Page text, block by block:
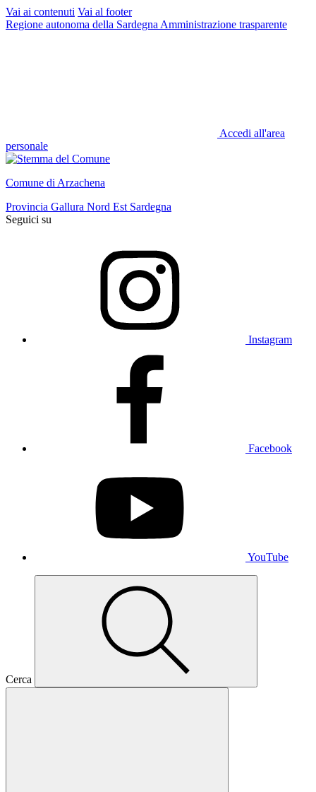
Vai ai contenuti Vai al footer
Regione autonoma della Sardegna Amministrazione trasparente
Accedi all'area
personale
Comune di Arzachena
Provincia Gallura Nord Est Sardegna
Seguici su
Instagram
Facebook
YouTube
Cerca